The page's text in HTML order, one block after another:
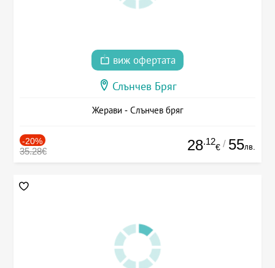
виж офертата
Слънчев Бряг
Жерави - Слънчев бряг
-20%
35.28€ 28.12
€ / 55лв.